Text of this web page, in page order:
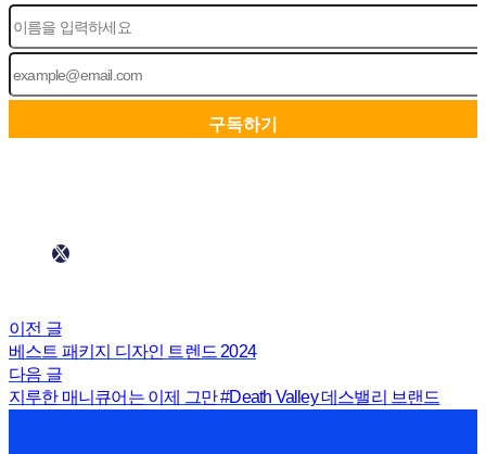
이전 글
베스트 패키지 디자인 트렌드 2024
다음 글
지루한 매니큐어는 이제 그만 #Death Valley 데스밸리 브랜드